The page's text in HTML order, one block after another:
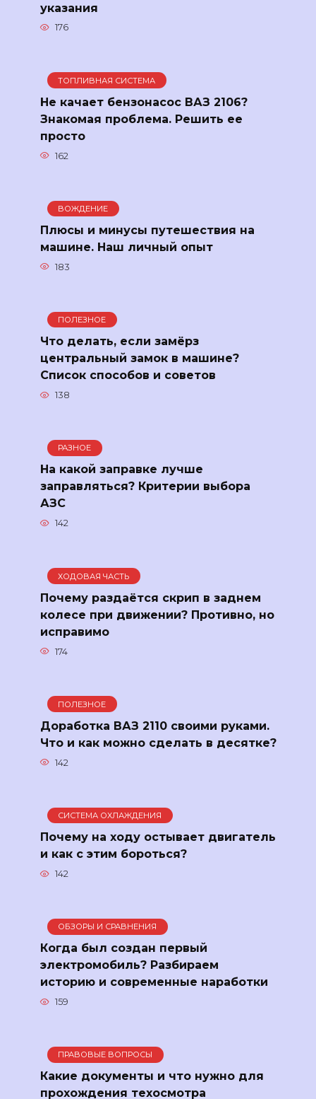
указания
176
ТОПЛИВНАЯ СИСТЕМА
Не качает бензонасос ВАЗ 2106?
Знакомая проблема. Решить ее
просто
162
ВОЖДЕНИЕ
Плюсы и минусы путешествия на
машине. Наш личный опыт
183
ПОЛЕЗНОЕ
Что делать, если замёрз
центральный замок в машине?
Список способов и советов
138
РАЗНОЕ
На какой заправке лучше
заправляться? Критерии выбора
АЗС
142
ХОДОВАЯ ЧАСТЬ
Почему раздаётся скрип в заднем
колесе при движении? Противно, но
исправимо
174
ПОЛЕЗНОЕ
Доработка ВАЗ 2110 своими руками.
Что и как можно сделать в десятке?
142
СИСТЕМА ОХЛАЖДЕНИЯ
Почему на ходу остывает двигатель
и как с этим бороться?
142
ОБЗОРЫ И СРАВНЕНИЯ
Когда был создан первый
электромобиль? Разбираем
историю и современные наработки
159
ПРАВОВЫЕ ВОПРОСЫ
Какие документы и что нужно для
прохождения техосмотра